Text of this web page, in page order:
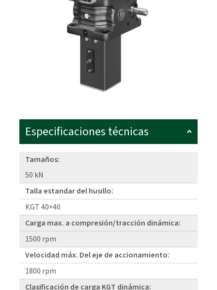
Especificaciones técnicas
Tamaños:
50 kN
Talla estandar del husillo:
KGT 40×40
Carga max. a compresión/tracción dinámica:
1500 rpm
Velocidad máx. Del eje de accionamiento:
1800 rpm
Clasificación de carga KGT dinámica: